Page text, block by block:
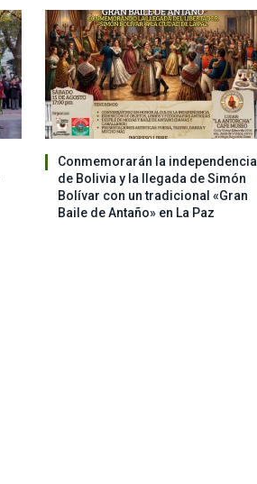
Conmemorarán la independencia
de Bolivia y la llegada de Simón
Bolívar con un tradicional «Gran
Baile de Antaño» en La Paz